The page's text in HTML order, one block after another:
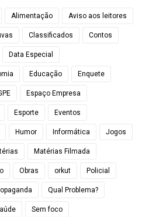
Alimentação Aviso aos leitores
Classificados Contos
Data Especial
Educação Enquete
Espaço Empresa
Esporte Eventos
Humor Informática Jogos
Matérias Filmada
Obras orkut Policial
Qual Problema?
Sem foco